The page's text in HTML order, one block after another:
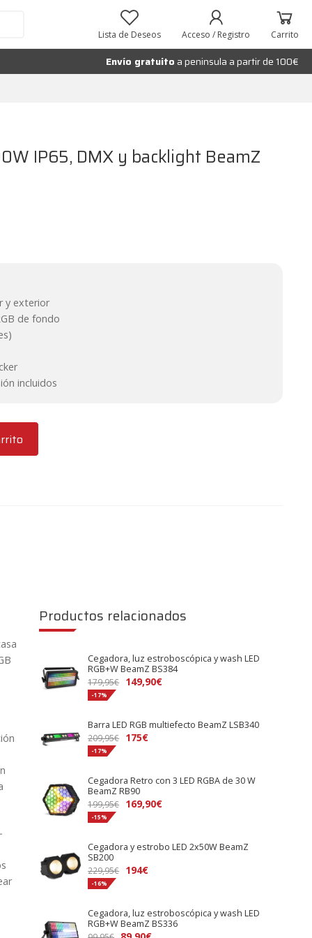
Lista de Deseos Acceso / Registro Carrito
Envío gratuito a peninsula a partir de 100€
IP65, DMX y backlight BeamZ
y exterior
de fondo
incluidos
Productos relacionados
Cegadora, luz estroboscópica y wash LED
RGB+W BeamZ BS384
179,95€
El
era:
179,95€.
149,90€El
es:
-17%
Barra LED RGB multiefecto BeamZ LSB340
209,95€
El
era:
209,95€.
175€El
es:
175€.
-17%
Cegadora Retro con 3 LED RGBA de 30 W
BeamZ RB90
199,95€
El
era:
199,95€.
169,90€El
es:
-15%
Cegadora y estrobo LED 2x50W BeamZ
SB200
229,95€
El
era:
229,95€.
194€El
es:
194€.
-16%
Cegadora, luz estroboscópica y wash LED
RGB+W BeamZ BS336
Añadir al carrito